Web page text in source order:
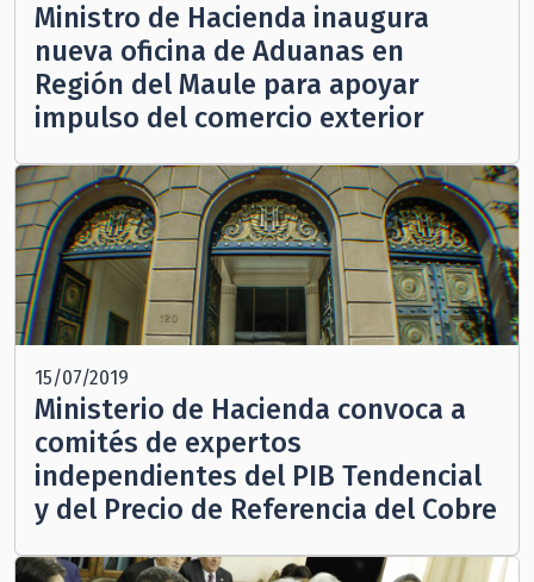
Ministro de Hacienda inaugura
nueva oficina de Aduanas en
Región del Maule para apoyar
impulso del comercio exterior
15/07/2019
Ministerio de Hacienda convoca a
comités de expertos
independientes del PIB Tendencial
y del Precio de Referencia del Cobre